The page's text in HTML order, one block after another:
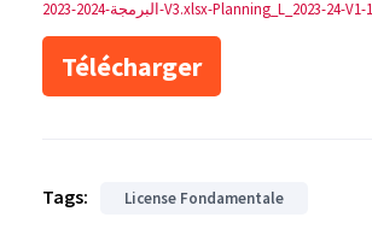
2023-2024-البرمجة-V3.xlsx-Planning_L_2023-24-V1-1
Télécharger
Tags: License Fondamentale